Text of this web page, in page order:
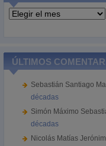
Archivos
ÚLTIMOS
Sebastián Santiago
décadas
Simón Máximo
décadas
Nicolás Matías